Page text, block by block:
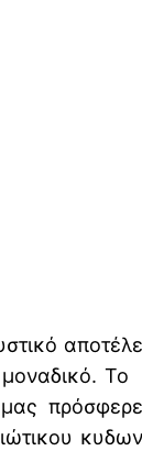
μοναδικό.